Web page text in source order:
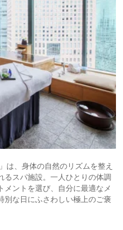
は、身体の自然のリズムを整え
るスパ施設。一人ひとりの体調
メントを選び、自分に最適なメ
別な日にふさわしい極上のご褒